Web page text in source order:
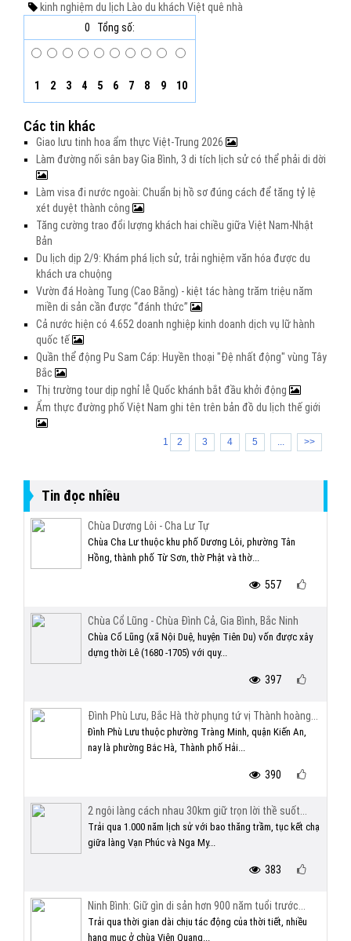
kinh nghiệm du lịch Lào du khách Việt quê nhà
0
Tổng số:
1 2 3 4 5 6 7 8 9 10
Các tin khác
Giao lưu tinh hoa ẩm thực Việt-Trung 2026
Làm đường nối sân bay Gia Bình, 3 di tích lịch sử có thể phải di dời
Làm visa đi nước ngoài: Chuẩn bị hồ sơ đúng cách để tăng tỷ lệ
xét duyệt thành công
Tăng cường trao đổi lượng khách hai chiều giữa Việt Nam-Nhật
Bản
Du lịch dịp 2/9: Khám phá lịch sử, trải nghiệm văn hóa được du
khách ưa chuộng
Vườn đá Hoàng Tung (Cao Bằng) - kiệt tác hàng trăm triệu năm
miền di sản cần được “đánh thức”
Cả nước hiện có 4.652 doanh nghiệp kinh doanh dịch vụ lữ hành
quốc tế
Quần thể động Pu Sam Cáp: Huyền thoại "Đệ nhất động" vùng Tây
Bắc
Thị trường tour dịp nghỉ lễ Quốc khánh bắt đầu khởi động
Ẩm thực đường phố Việt Nam ghi tên trên bản đồ du lịch thế giới
1 2 3 4 5 ... >>
Tin đọc nhiều
Chùa Dương Lôi - Cha Lư Tự
Chùa Cha Lư thuộc khu phố Dương Lôi, phường Tân
Hồng, thành phố Từ Sơn, thờ Phật và thờ...
557
Chùa Cổ Lũng - Chùa Đình Cả, Gia Bình, Bắc Ninh
Chùa Cổ Lũng (xã Nội Duệ, huyện Tiên Du) vốn được xây
dựng thời Lê (1680 -1705) với quy...
397
Đình Phù Lưu, Bắc Hà thờ phụng tứ vị Thành hoàng...
Đình Phù Lưu thuộc phường Tràng Minh, quận Kiến An,
nay là phường Bắc Hà, Thành phố Hải...
390
2 ngôi làng cách nhau 30km giữ trọn lời thề suốt...
Trải qua 1.000 năm lịch sử với bao thăng trầm, tục kết chạ
giữa làng Vạn Phúc và Nga My...
383
Ninh Bình: Giữ gìn di sản hơn 900 năm tuổi trước...
Trải qua thời gian dài chịu tác động của thời tiết, nhiều
hạng mục ở chùa Viên Quang...